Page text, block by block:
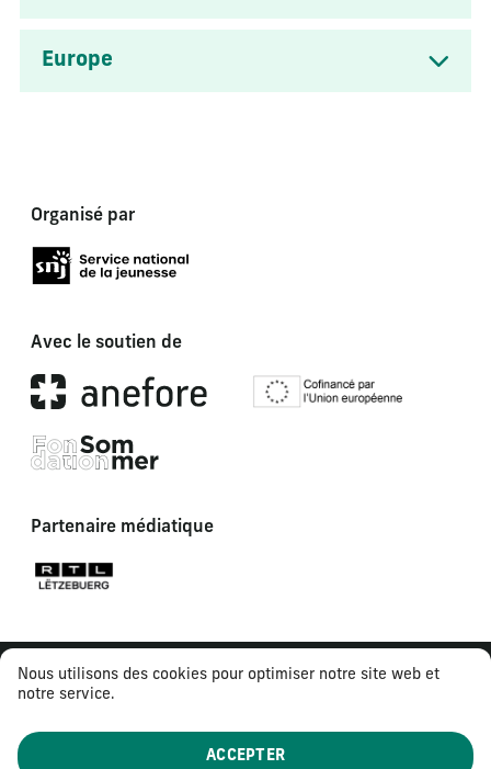
Nous utilisons des cookies pour optimiser notre site web et
notre service.
ACCEPTER
Europe
Organisé par
Avec le soutien de
Partenaire médiatique